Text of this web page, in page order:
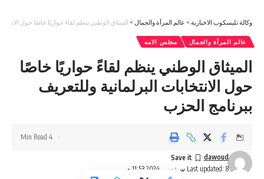
وكالة تليسكوب الاخبارية > عالم المرأة والجمال > الميثاق الوطني ينظم لقاءً حواريًا خاصًا حول
عالم المرأة والجمال مجلس الامه
الميثاق الوطني ينظم لقاءً حواريًا خاصًا
حول الانتخابات البرلمانية وللتعريف
ببرنامج الحزب
Last updated: 8 سبتمبر، 2024 11:53 م
dawoud
4 Min Read